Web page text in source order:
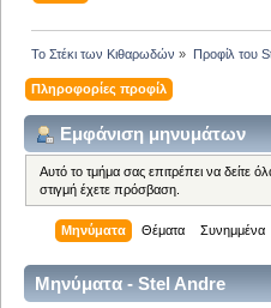
Το Στέκι των Κιθαρωδών » Προφίλ του
Πληροφορίες προφίλ
Εμφάνιση μηνυμάτων
Αυτό το τμήμα σας επιτρέπει να δείτε
στιγμή έχετε πρόσβαση.
Μηνύματα Θέματα Συνημμένα
Μηνύματα - Stel Andre